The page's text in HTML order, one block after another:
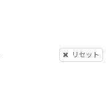
リセット